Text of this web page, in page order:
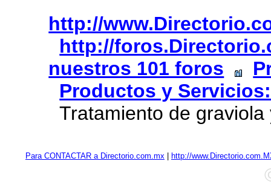
http://
http://
nuestros 101 foros
Productos y
Tratamiento de
Para CONTACTAR a Directorio.com.mx http://